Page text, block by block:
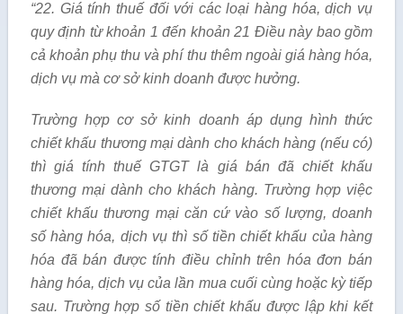
“22. Giá tính thuế đối với các loại hàng hóa, dịch vụ
quy định từ khoản 1 đến khoản 21 Điều này bao gồm
cả khoản phụ thu và phí thu thêm ngoài giá hàng hóa,
dịch vụ mà cơ sở kinh doanh được hưởng.
Trường hợp cơ sở kinh doanh áp dụng hình thức
chiết khấu thương mại dành cho khách hàng (nếu có)
thì giá tính thuế GTGT là giá bán đã chiết khấu
thương mại dành cho khách hàng. Trường hợp việc
chiết khấu thương mại căn cứ vào sốlượng, doanh
sốhàng hóa, dịch vụ thì số tiền chiết khấu của hàng
hóa đã bán được tính điều chỉnh trên hóa đơn bán
hàng hóa, dịch vụ của lần mua cuối cùng hoặc kỳ tiếp
sau. Trường hợp số tiền chiết khấu được lập khi kết